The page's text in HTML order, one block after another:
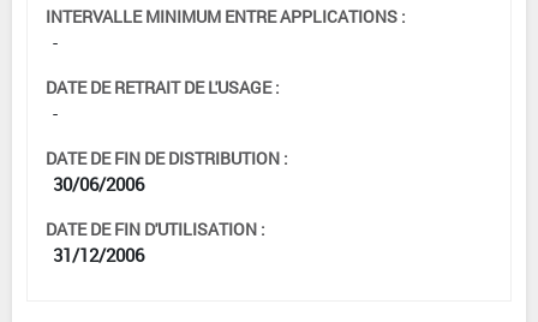
INTERVALLE MINIMUM ENTRE APPLICATIONS :
-
DATE DE RETRAIT DE L'USAGE :
-
DATE DE FIN DE DISTRIBUTION :
30/06/2006
DATE DE FIN D'UTILISATION :
31/12/2006